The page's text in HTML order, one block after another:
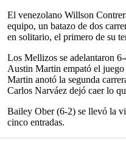
El venezolano Willson
equipo, un batazo de dos
en solitario, el primero de su
Los Mellizos se adelantaron
Austin Martin empató el juego
Martin anotó la segunda
Carlos Narváez dejó caer lo
Bailey Ober (6-2) se llevó la
cinco entradas.